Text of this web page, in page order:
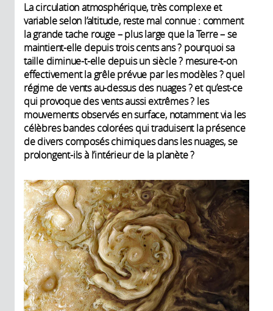
La circulation atmosphérique, très complexe et
variable selon l’altitude, reste mal connue : comment
la grande tache rouge – plus large que la Terre – se
maintient-elle depuis trois cents ans ? pourquoi sa
taille diminue-t-elle depuis un siècle ? mesure-t-on
effectivement la grêle prévue par les modèles ? quel
régime de vents au-dessus des nuages ? et qu’est-ce
qui provoque des vents aussi extrêmes ? les
mouvements observés en surface, notamment via les
célèbres bandes colorées qui traduisent la présence
de divers composés chimiques dans les nuages, se
prolongent-ils à l’intérieur de la planète ?